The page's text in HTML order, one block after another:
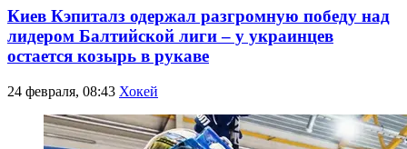
Киев Кэпиталз одержал разгромную победу над
лидером Балтийской лиги – у украинцев
остается козырь в рукаве
24 февраля, 08:43 Хокей